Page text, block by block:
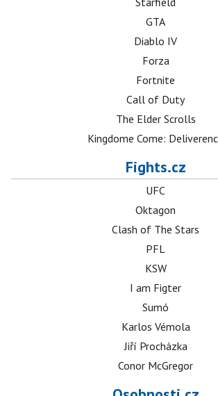
GTA
Diablo IV
Forza
Fortnite
Call of Duty
The Elder Scrolls
Kingdome Come:
Fights.cz
UFC
Oktagon
Clash of The Stars
PFL
KSW
I am Figter
Sumó
Karlos Vémola
Jiří Procházka
Conor McGregor